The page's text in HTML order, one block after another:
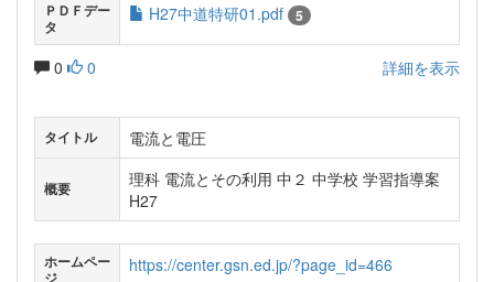
ＰＤＦデー
タ
H27中道特研01.pdf 5
0 0 詳細を表示
タイトル 電流と電圧
概要
理科 電流とその利用 中２ 中学校 学習指導案
H27
ホームペー
ジ
https://center.gsn.ed.jp/?page_id=466